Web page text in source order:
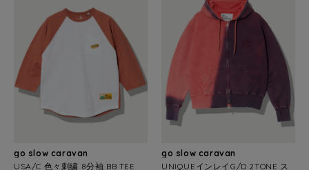
go slow caravan
USA/C 色々刺繍 8分袖 BB TEE
go slow caravan
UNIQUEインレイG/D 2TONE ス